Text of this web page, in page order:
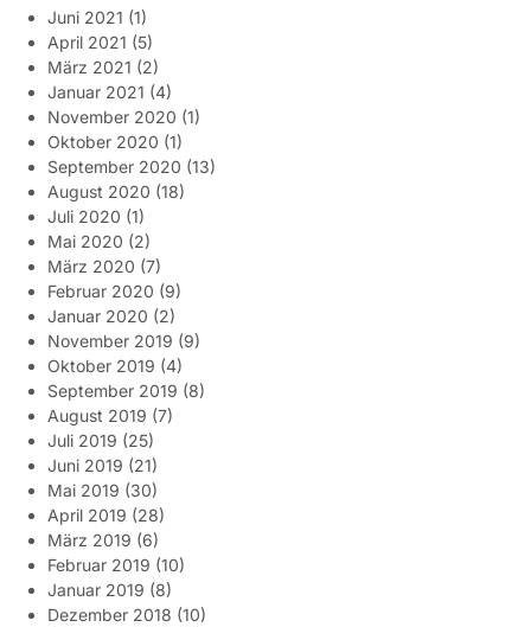
Juni 2021 (1)
April 2021 (5)
März 2021 (2)
Januar 2021 (4)
November 2020 (1)
Oktober 2020 (1)
September 2020 (13)
August 2020 (18)
Juli 2020 (1)
Mai 2020 (2)
März 2020 (7)
Februar 2020 (9)
Januar 2020 (2)
November 2019 (9)
Oktober 2019 (4)
September 2019 (8)
August 2019 (7)
Juli 2019 (25)
Juni 2019 (21)
Mai 2019 (30)
April 2019 (28)
März 2019 (6)
Februar 2019 (10)
Januar 2019 (8)
Dezember 2018 (10)